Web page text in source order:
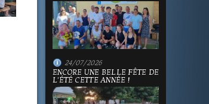
24/07/2026
ENCORE UNE BELLE FÊTE DE
L'ÉTÉ CETTE ANNÉE !